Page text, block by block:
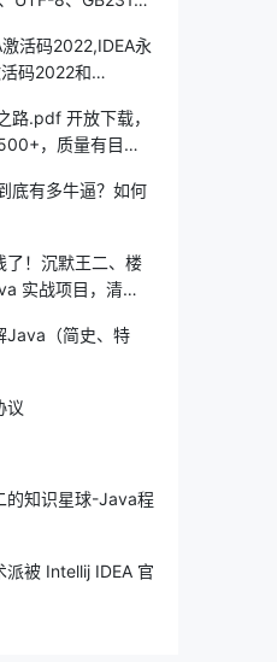
活码2022,IDEA永
码2022和
永久破
,Webstorm激活码
路.pdf 开放下载，
，质量有目共
底有多牛逼？如何
了！沉默王二、楼
实战项目，清
Java（简史、特
议
的知识星球-Java程
派被 Intellij IDEA 官